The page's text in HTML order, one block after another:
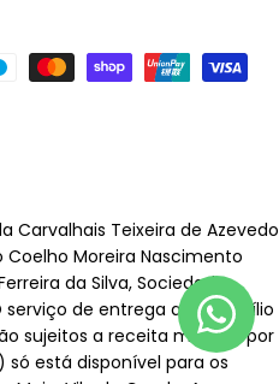
Carvalhais Teixeira de Azevedo
Coelho Moreira Nascimento
da Silva, Sociedade
serviço de entrega ao domicílio
sujeitos a receita médica, por
só está disponível para os